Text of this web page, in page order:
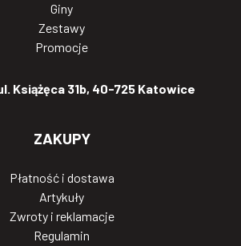
Giny
Zestawy
Promocje
Książęca 31b, 40-725 Katowice
ZAKUPY
Płatność i dostawa
Artykuły
Zwroty i reklamacje
Regulamin